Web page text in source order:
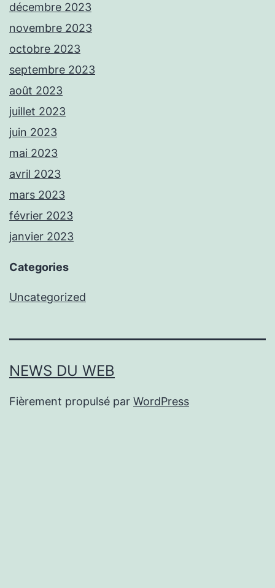
décembre 2023
novembre 2023
octobre 2023
septembre 2023
août 2023
juillet 2023
juin 2023
mai 2023
avril 2023
mars 2023
février 2023
janvier 2023
Categories
Uncategorized
NEWS DU WEB
Fièrement propulsé par WordPress